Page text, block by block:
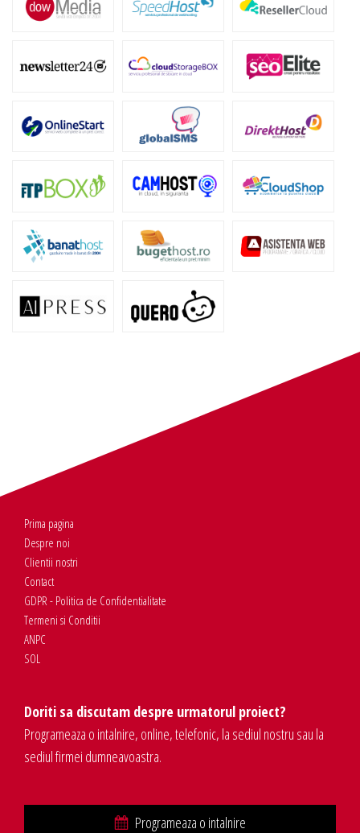
Prima pagina
Despre noi
Clientii nostri
Contact
GDPR - Politica de Confidentialitate
Termeni si Conditii
ANPC
SOL
Doriti sa discutam despre urmatorul proiect?
Programeaza o intalnire, online, telefonic, la sediul nostru sau la
sediul firmei dumneavoastra.
Programeaza o intalnire